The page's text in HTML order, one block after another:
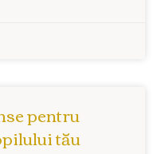
pentru
tău